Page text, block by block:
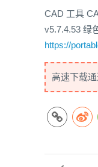
CAD 工具
v5.7.4.53 绿
https://
高速下载